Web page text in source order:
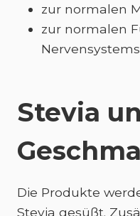
zur normalen
zur normalen
Stevia
Die Produkte
Stevia gesüßt.